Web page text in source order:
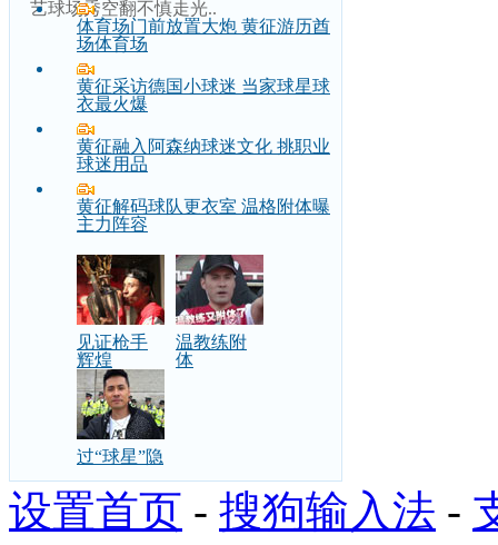
艺球场秀空翻不慎走光..
体育场门前放置大炮 黄征游历酋
场体育场
黄征采访德国小球迷 当家球星球
衣最火爆
黄征融入阿森纳球迷文化 挑职业
球迷用品
黄征解码球队更衣室 温格附体曝
主力阵容
见证枪手
辉煌
温教练附
体
过“球星”隐
设置首页 - 搜狗输入法 -